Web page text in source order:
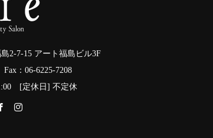
2-7-15 アート福島ビル3F
：06-6225-7208
[定休日] 不定休